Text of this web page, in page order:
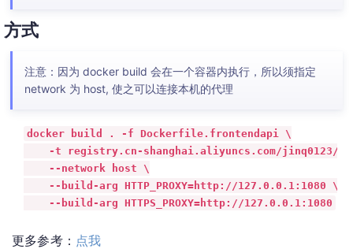
方式
注意：因为 docker build 会在一个容器内执行，所以须指定
network 为 host, 使之可以连接本机的代理
docker build . -f Dockerfile.frontendapi \
-t registry.cn-shanghai.aliyuncs.com/jinq0123/
    --network host \
    --build-arg HTTP_PROXY=http://127.0.0.1:1080 \
    --build-arg HTTPS_PROXY=http://127.0.0.1:1080
更多参考： 点我